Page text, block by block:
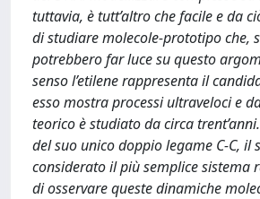
tuttavia, è tutt’altro che facile e da
di studiare molecole-prototipo che,
potrebbero far luce su questo
senso l’etilene rappresenta il
esso mostra processi ultraveloci e
teorico è studiato da circa
del suo unico doppio legame C-C, il
considerato il più semplice sistema
di osservare queste dinamiche